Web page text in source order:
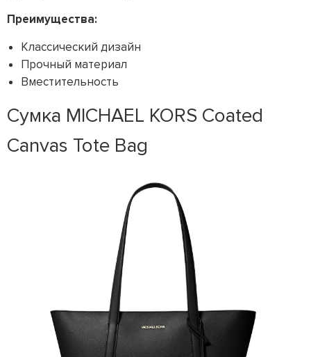
Преимущества:
Классический дизайн
Прочный материал
Вместительность
Сумка MICHAEL KORS Coated
Canvas Tote Bag